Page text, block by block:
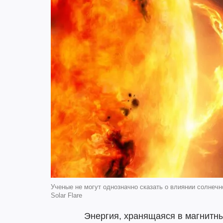
Ученые не могут однозначно сказать о влиянии
Solar Flare
Энергия, хранящаяся в